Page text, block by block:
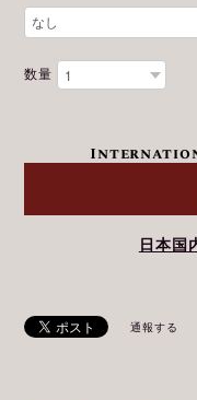
数量
日本国
通報する